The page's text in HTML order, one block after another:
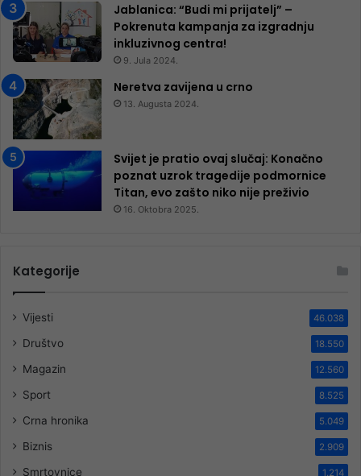
Jablanica: “Budi mi prijatelj” –
Pokrenuta kampanja za izgradnju
inkluzivnog centra!
9. Jula 2024.
Neretva zavijena u crno
13. Augusta 2024.
Svijet je pratio ovaj slučaj: Konačno
poznat uzrok tragedije podmornice
Titan, evo zašto niko nije preživio
16. Oktobra 2025.
Kategorije
Vijesti 46.038
Društvo 18.550
Magazin 12.560
Sport 8.525
Crna hronika 5.049
Biznis 2.909
Smrtovnice 1.214